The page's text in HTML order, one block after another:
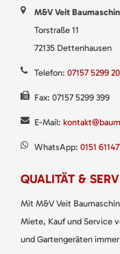
M&V Veit
Torstraße 11
72135 Dettenhausen
Telefon: 07157 5299
Fax: 07157 5299 399
E-Mail:
WhatsApp: 0151
QUALITÄT &
Mit M&V Veit
Miete, Kauf und Service
und Gartengeräten